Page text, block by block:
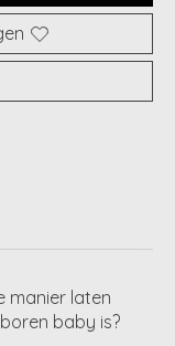
manier laten
baby is?